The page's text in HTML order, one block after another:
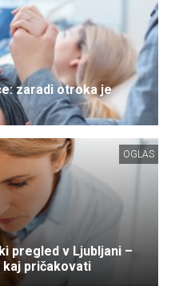
zaradi otroka je
OGLAS
pregled v Ljubljani –
pričakovati